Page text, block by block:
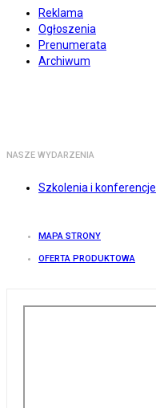
Reklama
Ogłoszenia
Prenumerata
Archiwum
NASZE WYDARZENIA
Szkolenia i konferencje
MAPA STRONY
OFERTA PRODUKTOWA